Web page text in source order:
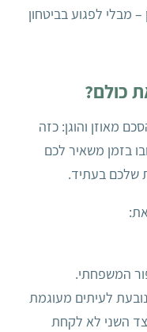
מבלי לפגוע בביטחון
כולם?
מאוזן והוגן: כזה
בזמן משאיר לכם
שלכם בעתיד.
המשפחתי.
לעיתים מעוגמת
השני לא לקחת